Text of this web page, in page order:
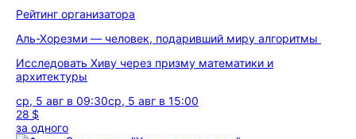
Рейтинг организатора
Аль-Хорезми — человек, подаривший миру алгоритмы
Исследовать Хиву через призму математики и
архитектуры
ср, 5 авг в 09:30ср, 5 авг в 15:00
28 $
за одного